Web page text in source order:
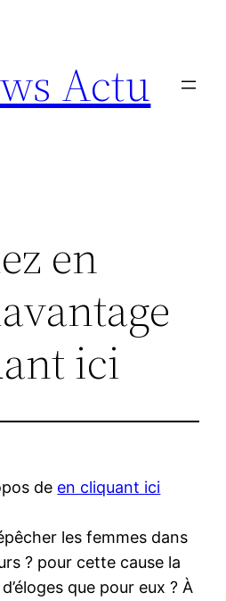
Actu
en
ici
de en cliquant ici
les femmes dans
? pour cette cause la
que pour eux ? À